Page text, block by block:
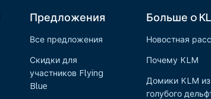
Предложения
Все предложения
Скидки для
участников Flying
Blue
Больше o
Новостная
Почему KLM
Домики KLM из
голубого